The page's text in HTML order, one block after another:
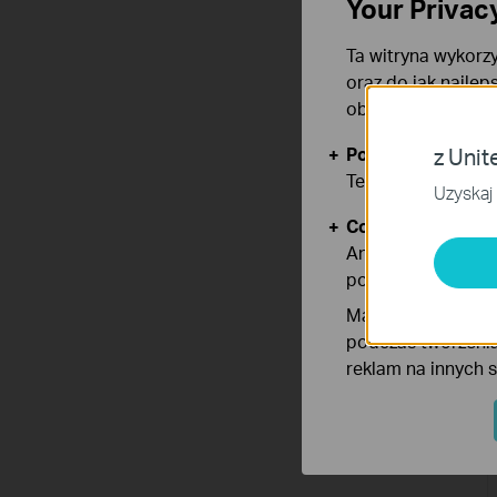
z
Your
Ta witryna
oraz do jak
obsługę plików
Podstawowe
Te pliki cookies
Cookies
Analiza - Te pliki
poprawę i
Marketing - Te
podczas
reklam na innych